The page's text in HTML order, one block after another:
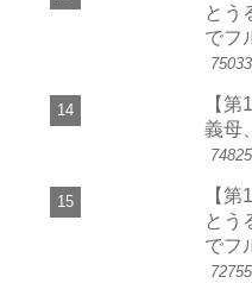
とう
でフ
【
義母
【
とう
でフ